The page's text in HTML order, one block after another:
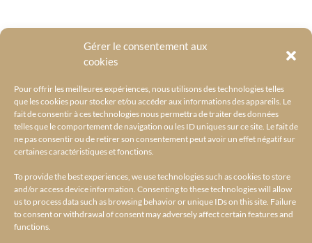
Gérer le consentement aux
cookies
Pour offrir les meilleures expériences, nous utilisons des technologies telles
que les cookies pour stocker et/ou accéder aux informations des appareils. Le
fait de consentir à ces technologies nous permettra de traiter des données
telles que le comportement de navigation ou les ID uniques sur ce site. Le fait de
ne pas consentir ou de retirer son consentement peut avoir un effet négatif sur
certaines caractéristiques et fonctions.
To provide the best experiences, we use technologies such as cookies to store
and/or access device information. Consenting to these technologies will allow
us to process data such as browsing behavior or unique IDs on this site. Failure
to consent or withdrawal of consent may adversely affect certain features and
functions.
@BYRACKEL